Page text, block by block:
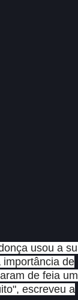
usou a
de
de feia
escreveu a